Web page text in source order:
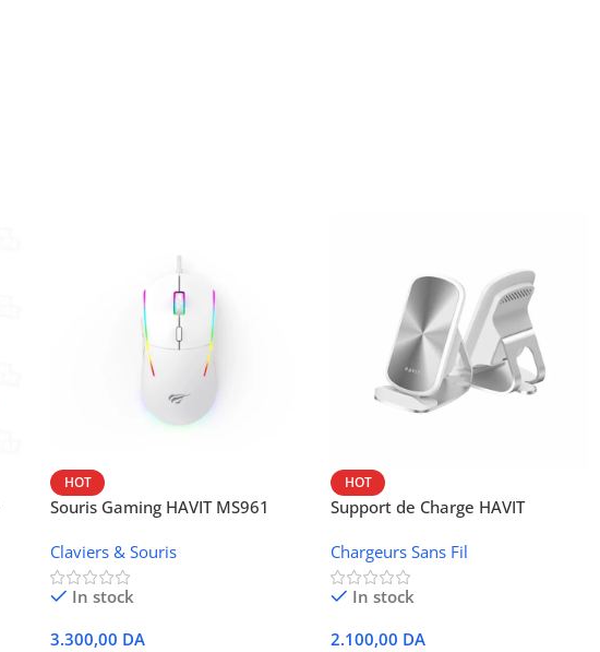
HOT
Souris Gaming HAVIT MS961
Claviers & Souris
In stock
3.300,00 DA
HOT
Support de Charge HAVIT
Chargeurs Sans Fil
In stock
2.100,00 DA